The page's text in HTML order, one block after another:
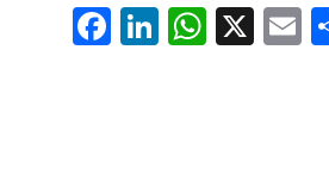
Fa
ce
Li
nk
W
ha
X E
m